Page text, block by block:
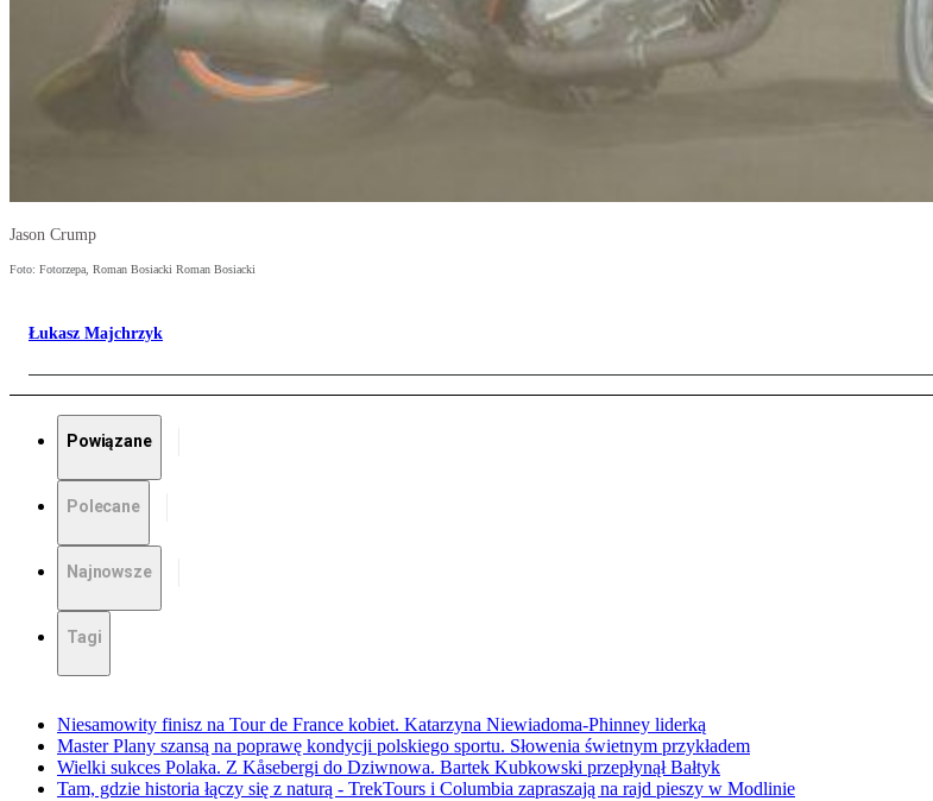
Jason Crump
Foto: Fotorzepa, Roman Bosiacki Roman Bosiacki
Łukasz Majchrzyk
Powiązane
Polecane
Najnowsze
Tagi
Niesamowity finisz na Tour de France kobiet. Katarzyna Niewiadoma-Phinney liderką
Master Plany szansą na poprawę kondycji polskiego sportu. Słowenia świetnym przykładem
Wielki sukces Polaka. Z Kåsebergi do Dziwnowa. Bartek Kubkowski przepłynął Bałtyk
Tam, gdzie historia łączy się z naturą - TrekTours i Columbia zapraszają na rajd pieszy w Modlinie